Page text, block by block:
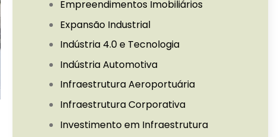
Empreendimentos Imobiliários
Expansão Industrial
Indústria 4.0 e Tecnologia
Indústria Automotiva
Infraestrutura Aeroportuária
Infraestrutura Corporativa
Investimento em Infraestrutura